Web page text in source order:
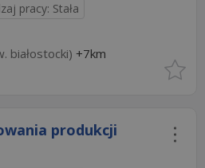
pracy: Stała
białostocki) +7km
produkcji